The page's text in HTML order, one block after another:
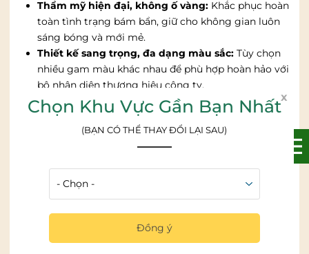
Thẩm mỹ hiện đại, không ố vàng: Khắc phục hoàn
toàn tình trạng bám bẩn, giữ cho không gian luôn
sáng bóng và mới mẻ.
Thiết kế sang trọng, đa dạng màu sắc: Tùy chọn
nhiều gam màu khác nhau để phù hợp hoàn hảo với
bộ nhận diện thương hiệu công ty.
Xem thêm: Lắp đặt bảng kính văn phòng ở Viettel
là trợ thủ đắc lực cho các buổi thảo
luận nhóm nhỏ, đào tạo hoặc ý tưởng sáng tạo nhanh.
x
Chọn Khu Vực Gần Bạn Nhất
(BẠN CÓ THỂ THAY ĐỔI LẠI SAU)
Đồng ý